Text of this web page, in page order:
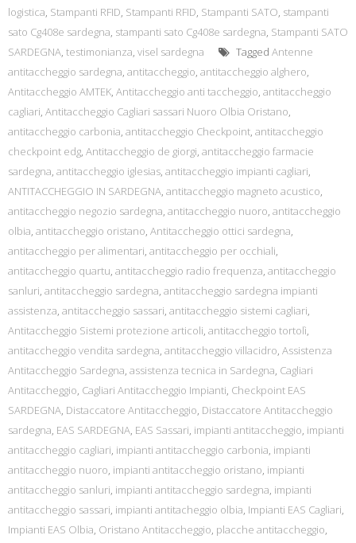
logistica, Stampanti RFID, Stampanti RFID, Stampanti SATO, stampanti
sato Cg408e sardegna, stampanti sato Cg408e sardegna, Stampanti SATO
SARDEGNA, testimonianza, visel sardegna Tagged Antenne
antitaccheggio sardegna, antitaccheggio, antitaccheggio alghero,
Antitaccheggio AMTEK, Antitaccheggio anti taccheggio, antitaccheggio
cagliari, Antitaccheggio Cagliari sassari Nuoro Olbia Oristano,
antitaccheggio carbonia, antitaccheggio Checkpoint, antitaccheggio
checkpoint edg, Antitaccheggio de giorgi, antitaccheggio farmacie
sardegna, antitaccheggio iglesias, antitaccheggio impianti cagliari,
ANTITACCHEGGIO IN SARDEGNA, antitaccheggio magneto acustico,
antitaccheggio negozio sardegna, antitaccheggio nuoro, antitaccheggio
olbia, antitaccheggio oristano, Antitaccheggio ottici sardegna,
antitaccheggio per alimentari, antitaccheggio per occhiali,
antitaccheggio quartu, antitaccheggio radio frequenza, antitaccheggio
sanluri, antitaccheggio sardegna, antitaccheggio sardegna impianti
assistenza, antitaccheggio sassari, antitaccheggio sistemi cagliari,
Antitaccheggio Sistemi protezione articoli, antitaccheggio tortolì,
antitaccheggio vendita sardegna, antitaccheggio villacidro, Assistenza
Antitaccheggio Sardegna, assistenza tecnica in Sardegna, Cagliari
Antitaccheggio, Cagliari Antitaccheggio Impianti, Checkpoint EAS
SARDEGNA, Distaccatore Antitaccheggio, Distaccatore Antitaccheggio
sardegna, EAS SARDEGNA, EAS Sassari, impianti antitaccheggio, impianti
antitaccheggio cagliari, impianti antitaccheggio carbonia, impianti
antitaccheggio nuoro, impianti antitaccheggio oristano, impianti
antitaccheggio sanluri, impianti antitaccheggio sardegna, impianti
antitaccheggio sassari, impianti antitacheggio olbia, Impianti EAS Cagliari,
Impianti EAS Olbia, Oristano Antitaccheggio, placche antitaccheggio,